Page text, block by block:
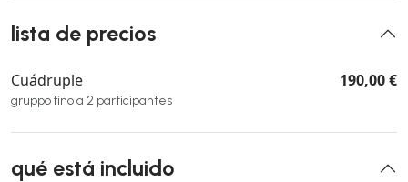
lista de precios
Cuádruple
gruppo fino a 2 participantes
190,00 €
qué está incluido